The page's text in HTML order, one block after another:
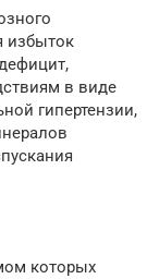
избыток
в виде
гипертензии,
которых